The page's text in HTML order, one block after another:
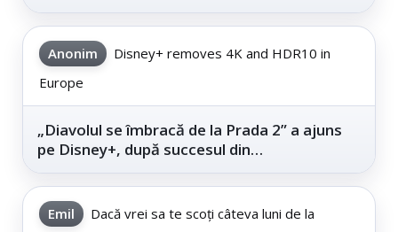
Anonim
Disney+ removes 4K and HDR10 in
Europe
„Diavolul se îmbracă de la Prada 2” a ajuns
pe Disney+, după succesul din
Emil
Dacă vrei sa te scoți câteva luni de la